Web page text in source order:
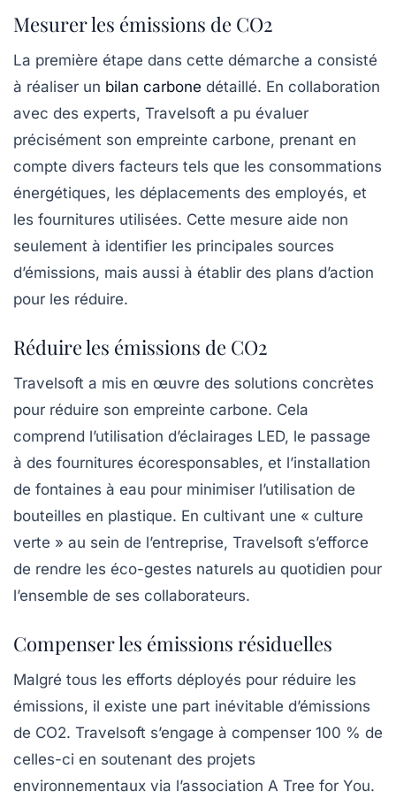
Mesurer les émissions de CO2
La première étape dans cette démarche a consisté
à réaliser un bilan carbone détaillé. En collaboration
avec des experts, Travelsoft a pu évaluer
précisément son empreinte carbone, prenant en
compte divers facteurs tels que les consommations
énergétiques, les déplacements des employés, et
les fournitures utilisées. Cette mesure aide non
seulement à identifier les principales sources
d’émissions, mais aussi à établir des plans d’action
pour les réduire.
Réduire les émissions de CO2
Travelsoft a mis en œuvre des solutions concrètes
pour réduire son empreinte carbone. Cela
comprend l’utilisation d’éclairages LED, le passage
à des fournitures écoresponsables, et l’installation
de fontaines à eau pour minimiser l’utilisation de
bouteilles en plastique. En cultivant une « culture
verte » au sein de l’entreprise, Travelsoft s’efforce
de rendre les éco-gestes naturels au quotidien pour
l’ensemble de ses collaborateurs.
Compenser les émissions résiduelles
Malgré tous les efforts déployés pour réduire les
émissions, il existe une part inévitable d’émissions
de CO2. Travelsoft s’engage à compenser 100 % de
celles-ci en soutenant des projets
environnementaux via l’association A Tree for You.